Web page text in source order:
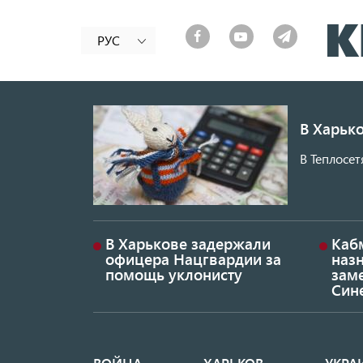
РУС
В
В
В Харькове задержали
офицера Нацгвардии за
помощь уклонисту